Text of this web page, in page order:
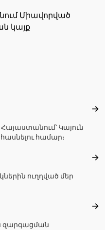
Միավորված
կայք
Կայուն
համար։
ուղղված մեր
զարգացման